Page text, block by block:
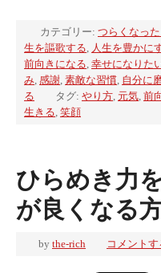
カテゴリー: つらくなっ
生を謳歌する
人生を豊かに
前向きになる 幸せになりた
み 感謝 素敵な習慣 自分に
る
タグ: やり方 元気 前
生きる 笑顔
ひらめき力
が良くなる
by the-rich コメントす